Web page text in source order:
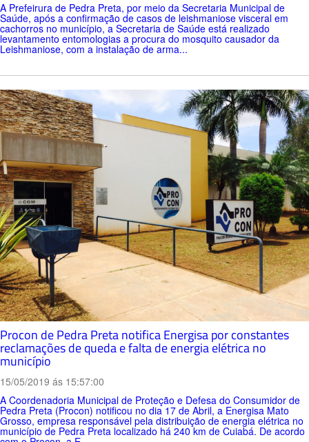
A Prefeirura de Pedra Preta, por meio da Secretaria Municipal de
Saúde, após a confirmação de casos de leishmaniose visceral em
cachorros no município, a Secretaria de Saúde está realizado
levantamento entomologias a procura do mosquito causador da
Leishmaniose, com a instalação de arma...
Procon de Pedra Preta notifica Energisa por constantes
reclamações de queda e falta de energia elétrica no
município
15/05/2019 ás 15:57:00
A Coordenadoria Municipal de Proteção e Defesa do Consumidor de
Pedra Preta (Procon) notificou no dia 17 de Abril, a Energisa Mato
Grosso, empresa responsável pela distribuição de energia elétrica no
município de Pedra Preta localizado há 240 km de Cuiabá. De acordo